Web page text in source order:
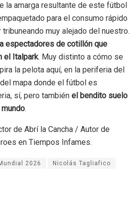
la amarga resultante de este fútbol
para el consumo rápido
muy alejado del nuestro.
espectadores de cotillón que
el Italpark. Muy distinto a cómo se
la pelota aquí, en la periferia del
mapa donde el fútbol es
sí, pero también el bendito suelo
.
de Abrí la Cancha / Autor de
en Tiempos Infames.
2026 Nicolás Tagliafico